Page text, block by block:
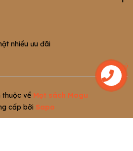
nhiều ưu đãi
Đăng ký
thuộc về Mọt sách Mogu
cấp bởi Sapo
Liên hệ